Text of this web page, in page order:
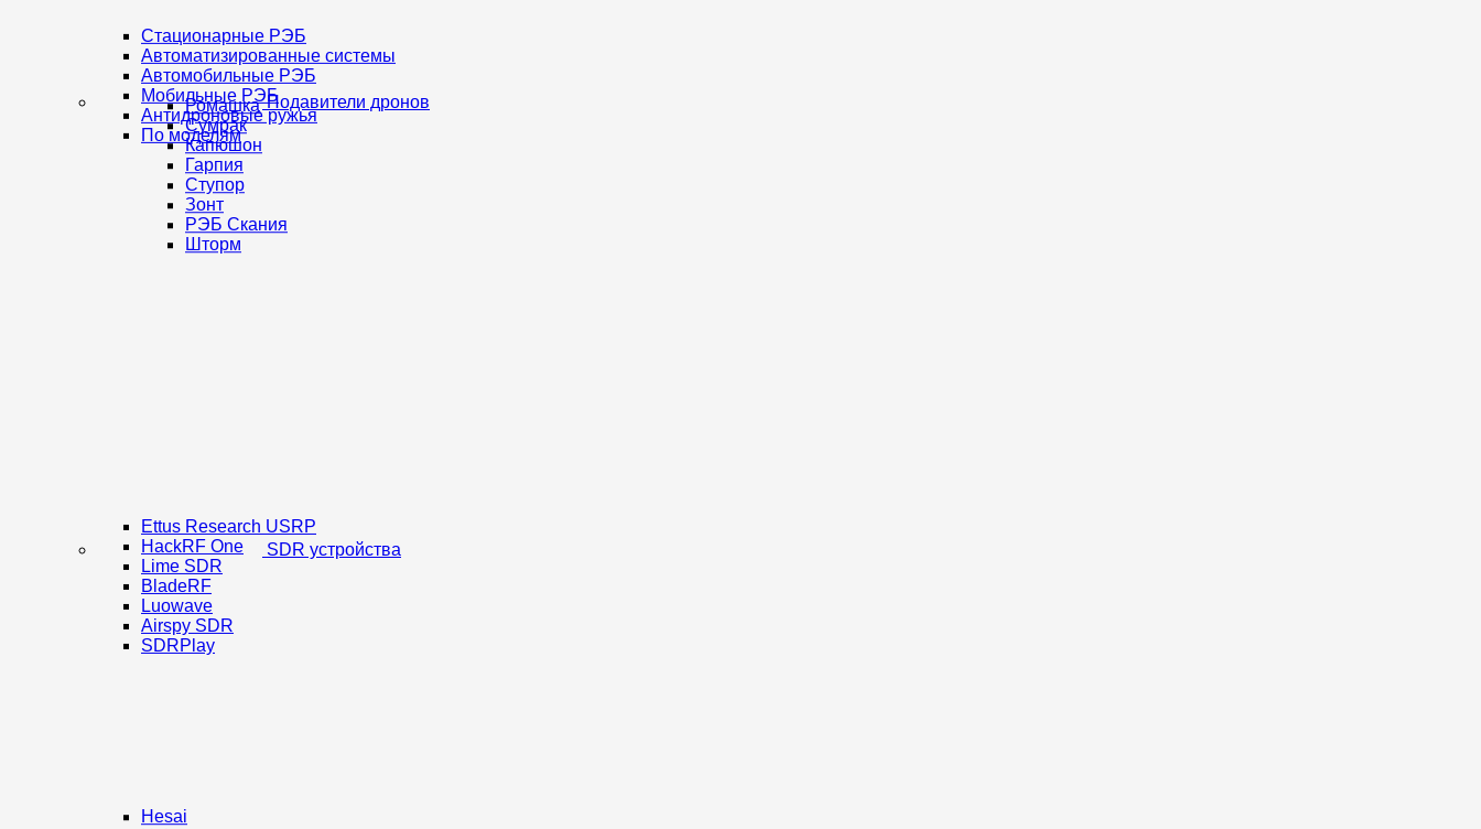
Подавители дронов
Стационарные РЭБ
Автоматизированные системы
Автомобильные РЭБ
Мобильные РЭБ
Антидроновые ружья
По моделям
Ромашка
Сумрак
Капюшон
Гарпия
Ступор
Зонт
РЭБ Скания
Шторм
SDR устройства
Ettus Research USRP
HackRF One
Lime SDR
BladeRF
Luowave
Airspy SDR
SDRPlay
Hesai